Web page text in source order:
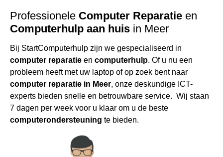
Professionele Computer Reparatie en
Computerhulp aan huis in Meer
Bij StartComputerhulp zijn we gespecialiseerd in
computer reparatie en computerhulp. Of u nu een
probleem heeft met uw laptop of op zoek bent naar
computer reparatie in Meer, onze deskundige ICT-
experts bieden snelle en betrouwbare service. Wij staan
7 dagen per week voor u klaar om u de beste
computerondersteuning te bieden.